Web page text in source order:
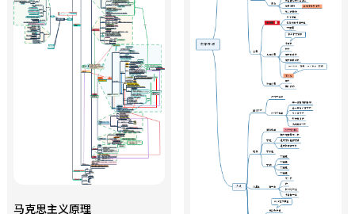
马克思主义原理